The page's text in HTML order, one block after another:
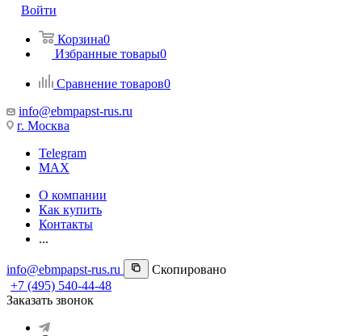
Войти
Корзина0
Избранные товары0
Сравнение товаров0
info@ebmpapst-rus.ru
г. Москва
Telegram
MAX
О компании
Как купить
Контакты
...
info@ebmpapst-rus.ru
Скопировано
+7 (495) 540-44-48
Заказать звонок